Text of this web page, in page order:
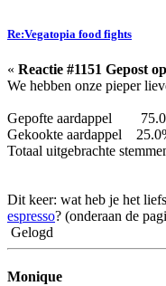
Re:Vegatopia food fights
« Reactie #1151 Gepost
We hebben onze pieper
Gepofte aardappel
Gekookte aardappel
Totaal uitgebrachte
Dit keer: wat heb je het
espresso? (onderaan de
Gelogd
Monique